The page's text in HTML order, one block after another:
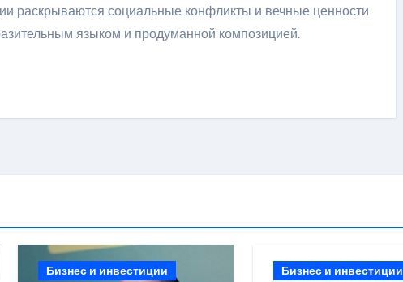
раскрываются социальные конфликты и вечные ценности
языком и продуманной композицией.
Бизнес и инвестиции Бизнес и инвестиции